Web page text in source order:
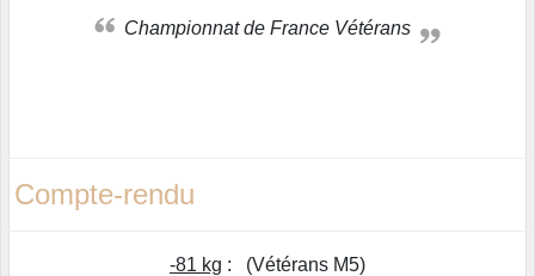
Championnat de France Vétérans
Compte-rendu
-81 kg : (Vétérans M5)